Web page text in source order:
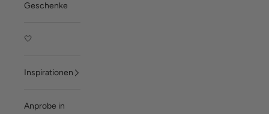
Geschenke
🤍
Inspirationen
Anprobe in